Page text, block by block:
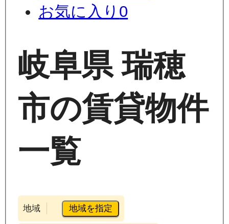
お気に入り 0
岐阜県 瑞穂
市の賃貸物件
一覧
地域 地域を指定